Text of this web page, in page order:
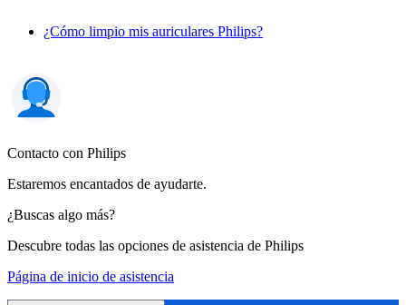
¿Cómo limpio mis auriculares Philips?
Contacto con Philips
Estaremos encantados de ayudarte.
¿Buscas algo más?
Descubre todas las opciones de asistencia de Philips
Página de inicio de asistencia